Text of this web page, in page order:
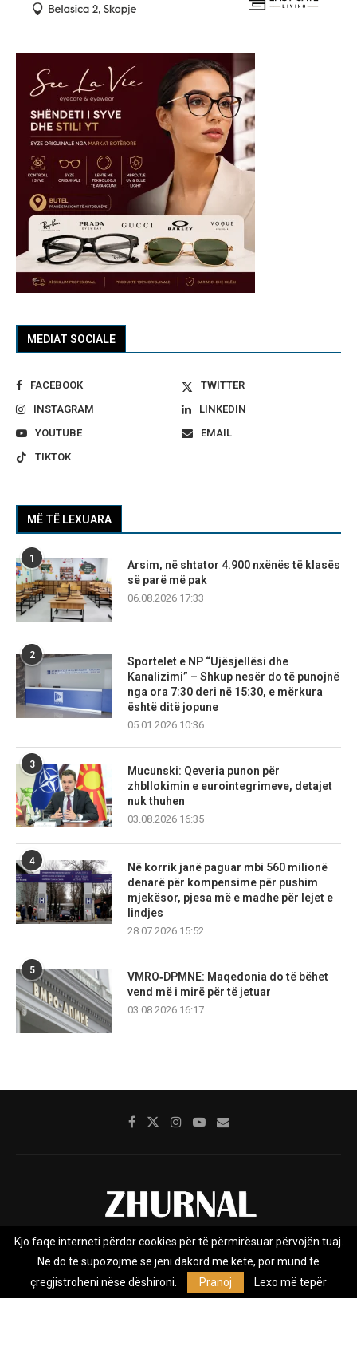
MEDIAT SOCIALE
FACEBOOK
TWITTER
INSTAGRAM
LINKEDIN
YOUTUBE
EMAIL
TIKTOK
MË TË LEXUARA
1
Arsim, në shtator 4.900 nxënës të klasës
së parë më pak
06.08.2026 17:33
2
Sportelet e NP “Ujësjellësi dhe
Kanalizimi” – Shkup nesër do të punojnë
nga ora 7:30 deri në 15:30, e mërkura
është ditë jopune
05.01.2026 10:36
3
Mucunski: Qeveria punon për
zhbllokimin e eurointegrimeve, detajet
nuk thuhen
03.08.2026 16:35
4
Në korrik janë paguar mbi 560 milionë
denarë për kompensime për pushim
mjekësor, pjesa më e madhe për lejet e
lindjes
28.07.2026 15:52
5
VMRO‑DPMNE: Maqedonia do të bëhet
vend më i mirë për të jetuar
03.08.2026 16:17
Rreth nesh Impresumi Marketing
Privacy Policy
Zhurnal.mk është Agjenci e Lajmeve e pavarur, e themeluar në vitin
Kjo faqe interneti përdor cookies për të përmirësuar përvojën tuaj.
Ne do të supozojmë se jeni dakord me këtë, por mund të
çregjistroheni nëse dëshironi.
Pranoj Lexo më tepër